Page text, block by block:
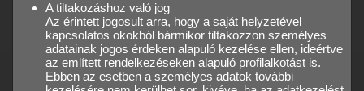
A tiltakozáshoz való jog
Az érintett jogosult arra, hogy a saját helyzetével
kapcsolatos okokból bármikor tiltakozzon személyes
adatainak jogos érdeken alapuló kezelése ellen, ideértve
az említett rendelkezéseken alapuló profilalkotást is.
Ebben az esetben a személyes adatok további